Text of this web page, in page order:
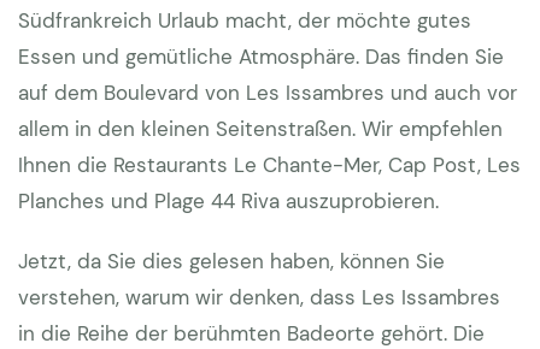
Südfrankreich Urlaub macht, der möchte gutes
Essen und gemütliche Atmosphäre. Das finden Sie
auf dem Boulevard von Les Issambres und auch vor
allem in den kleinen Seitenstraßen. Wir empfehlen
Ihnen die Restaurants Le Chante-Mer, Cap Post, Les
Planches und Plage 44 Riva auszuprobieren.
Jetzt, da Sie dies gelesen haben, können Sie
verstehen, warum wir denken, dass Les Issambres
in die Reihe der berühmten Badeorte gehört. Die